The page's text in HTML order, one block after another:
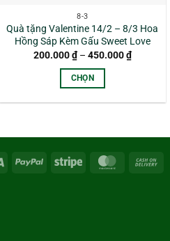
8-3
Quà tặng Valentine 14/2 – 8/3 Hoa
Hồng Sáp Kèm Gấu Sweet Love
200.000₫ – 450.000₫Khoảng
giá:
450.000 ₫
CHỌN
nhiều
Visa PayPal Stripe MasterCard